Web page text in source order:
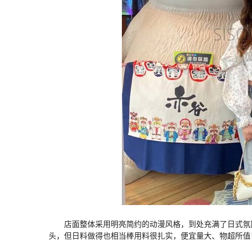
店面整体采用明亮简约的动漫风格，到处充满了日式
头，但日料做得也相当棒用料很扎实，便宜量大、物超所值